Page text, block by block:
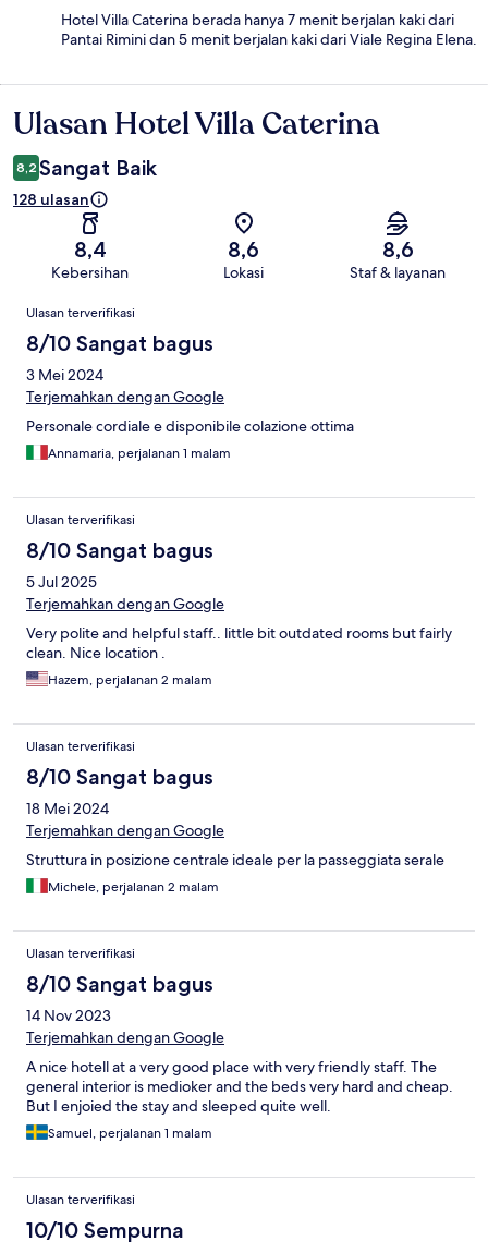
Hotel Villa Caterina berada hanya 7 menit berjalan kaki dari
Pantai Rimini dan 5 menit berjalan kaki dari Viale Regina Elena.
Ulasan
Ulasan Hotel Villa Caterina
8,2 Sangat Baik
128 ulasan
8,4
Kebersihan
8,6
Lokasi
8,6
Staf & layanan
Ulasan
Ulasan terverifikasi
8/10 Sangat bagus
3 Mei 2024
Terjemahkan dengan Google
Personale cordiale e disponibile colazione ottima
Annamaria, perjalanan 1 malam
Ulasan terverifikasi
8/10 Sangat bagus
5 Jul 2025
Terjemahkan dengan Google
Very polite and helpful staff.. little bit outdated rooms but fairly
clean. Nice location .
Hazem, perjalanan 2 malam
Ulasan terverifikasi
8/10 Sangat bagus
18 Mei 2024
Terjemahkan dengan Google
Struttura in posizione centrale ideale per la passeggiata serale
Michele, perjalanan 2 malam
Ulasan terverifikasi
8/10 Sangat bagus
14 Nov 2023
Terjemahkan dengan Google
A nice hotell at a very good place with very friendly staff. The
general interior is medioker and the beds very hard and cheap.
But I enjoied the stay and sleeped quite well.
Samuel, perjalanan 1 malam
Ulasan terverifikasi
10/10 Sempurna